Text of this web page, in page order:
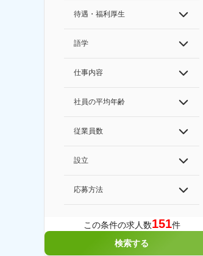
待遇・福利厚生
語学
仕事内容
社員の平均年齢
従業員数
設立
応募方法
この条件の求人数151件
検索する